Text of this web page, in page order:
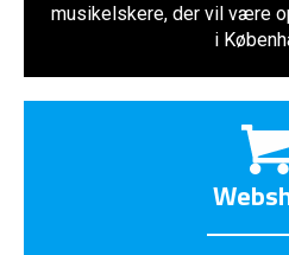
musikelskere, der vil være
i